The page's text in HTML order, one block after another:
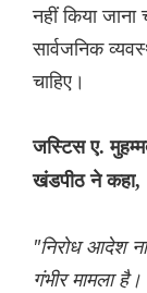
नहीं किया
सार्वजनिक
चाहिए।
जस्टिस ए.
खंडपीठ ने कहा,
"निरोध आदेश
गंभीर मामला